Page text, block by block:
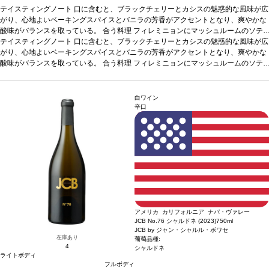
テイスティングノート 口に含むと、ブラックチェリーとカシスの魅惑的な風味が広
がり、心地よいベーキングスパイスとバニラの芳香がアクセントとなり、爽やかな
酸味がバランスを取っている。 合う料理 フィレミニョンにマッシュルームのソテ
ー添え、サイドにクリーミーなガーリックマッシュポテト、リブアイにブルーチー
ズのコンポート添え、サイドにカリッとしたフリット、フラットアイロンステーキ
にクリーミーなリゾットとグリルしたアスパラガス添えなどと好相性。葡萄品種
ィンテージに変更されます、ご了承ください。
テイスティングノート 口に含むと、ブラックチェリーとカシスの魅惑的な風味が広
がり、心地よいベーキングスパイスとバニラの芳香がアクセントとなり、爽やかな
酸味がバランスを取っている。 合う料理 フィレミニョンにマッシュルームのソテ
にクリーミーなリゾットとグリルしたアスパラガス添えなどと好相性。
カベルネ・ソーヴィニヨン 96%、プティ・ヴェルド 3%、カベルネ・フラン 1%
本ヴィンテージが在庫切れの場合、在庫があり価格が同様の場合は自動的に次のヴ
ィンテージに変更されます、ご了承ください。
在庫あり
4
ライトボディ
フルボディ
白ワイン
辛口
アメリカ カリフォルニア ナパ・ヴァレー
JCB No.76 シャルドネ (2023)750ml
JCB by ジャン・シャルル・ボワセ
葡萄品種:
シャルドネ